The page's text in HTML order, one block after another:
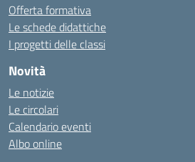
Offerta formativa
Le schede didattiche
I progetti delle classi
Novità
Le notizie
Le circolari
Calendario eventi
Albo online